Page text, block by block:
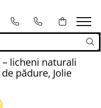
licheni naturali
pădure, Jolie